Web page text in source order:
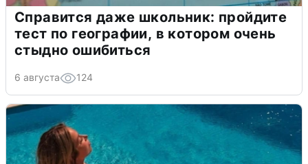
Справится даже школьник: пройдите
тест по географии, в котором очень
стыдно ошибиться
6 августа 124